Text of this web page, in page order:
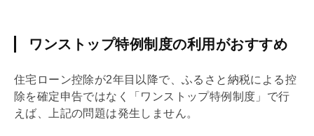
ワンストップ特例制度の利用がおすすめ
住宅ローン控除が2年目以降で、ふるさと納税による控
除を確定申告ではなく「ワンストップ特例制度」で行
えば、上記の問題は発生しません。